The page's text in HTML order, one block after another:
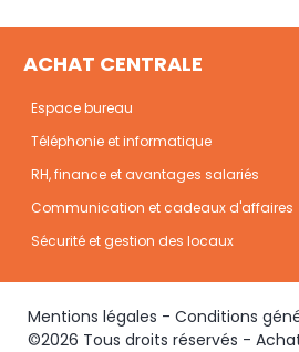
ACHAT CENTRALE
Espace bureau
Téléphonie et informatique
RH, finance et avantages salariés
Communication et cadeaux d'affaires
Sécurité et gestion des locaux
Mentions légales - Conditions
©2026 Tous droits réservés -